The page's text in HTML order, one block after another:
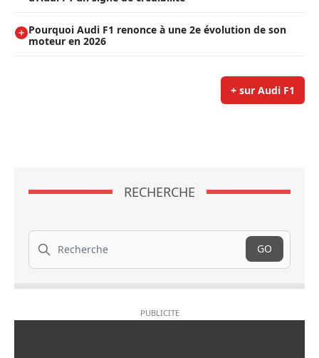
Pourquoi Audi F1 renonce à une 2e évolution de son
moteur en 2026
+ sur Audi F1
RECHERCHE
Recherche
GO